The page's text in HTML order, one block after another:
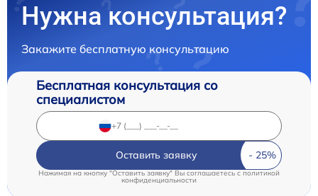
Нужна консультация?
Закажите бесплатную консультацию
Бесплатная консультация со
специалистом
Оставить заявку
Нажимая на кнопку "Оставить заявку" Вы соглашаетесь cполитикой
конфиденциальности